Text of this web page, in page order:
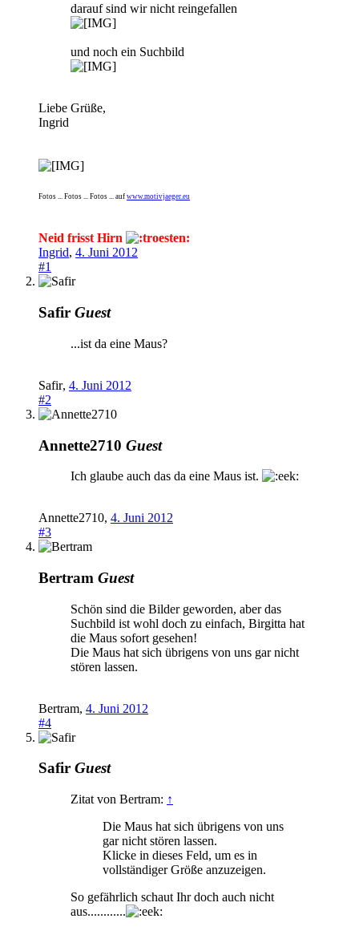
darauf sind wir nicht reingefallen
und noch ein Suchbild
Liebe Grüße,
Ingrid
Fotos ... Fotos ... Fotos ... auf www.motivjaeger.eu
Neid frisst Hirn
Ingrid, 4. Juni 2012
#1
Safir Guest
...ist da eine Maus?
Safir, 4. Juni 2012
#2
Annette2710 Guest
Ich glaube auch das da eine Maus ist.
Annette2710, 4. Juni 2012
#3
Bertram Guest
Schön sind die Bilder geworden, aber das
Suchbild ist wohl doch zu einfach, Birgitta hat
die Maus sofort gesehen!
Die Maus hat sich übrigens von uns gar nicht
stören lassen.
Bertram, 4. Juni 2012
#4
Safir Guest
Zitat von Bertram: ↑
Die Maus hat sich übrigens von uns
gar nicht stören lassen.
Klicke in dieses Feld, um es in
vollständiger Größe anzuzeigen.
So gefährlich schaut Ihr doch auch nicht
aus............